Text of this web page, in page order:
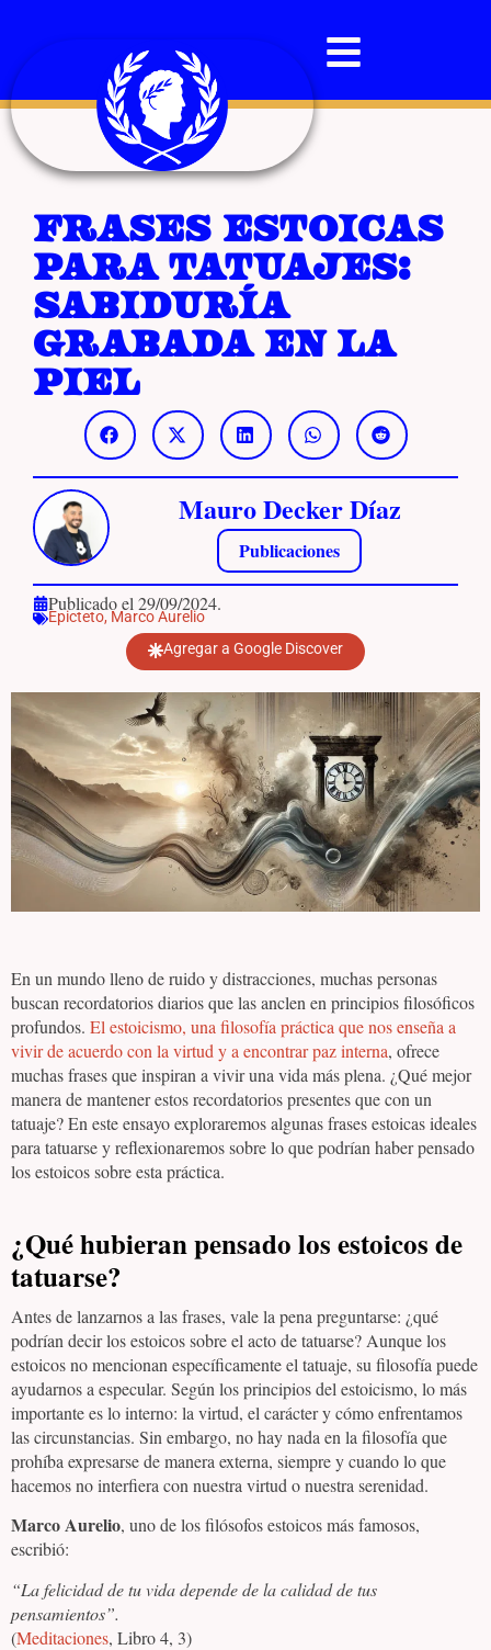
Frases estoicas
para tatuajes:
sabiduría
grabada en la
piel
Mauro Decker Díaz
Publicaciones
Publicado el 29/09/2024.
Epicteto, Marco Aurelio
Agregar a Google Discover
En un mundo lleno de ruido y distracciones, muchas personas
buscan recordatorios diarios que las anclen en principios filosóficos
profundos. El estoicismo, una filosofía práctica que nos enseña a
vivir de acuerdo con la virtud y a encontrar paz interna, ofrece
muchas frases que inspiran a vivir una vida más plena. ¿Qué mejor
manera de mantener estos recordatorios presentes que con un
tatuaje? En este ensayo exploraremos algunas frases estoicas ideales
para tatuarse y reflexionaremos sobre lo que podrían haber pensado
los estoicos sobre esta práctica.
¿Qué hubieran pensado los estoicos de
tatuarse?
Antes de lanzarnos a las frases, vale la pena preguntarse: ¿qué
podrían decir los estoicos sobre el acto de tatuarse? Aunque los
estoicos no mencionan específicamente el tatuaje, su filosofía puede
ayudarnos a especular. Según los principios del estoicismo, lo más
importante es lo interno: la virtud, el carácter y cómo enfrentamos
las circunstancias. Sin embargo, no hay nada en la filosofía que
prohíba expresarse de manera externa, siempre y cuando lo que
hacemos no interfiera con nuestra virtud o nuestra serenidad.
Marco Aurelio, uno de los filósofos estoicos más famosos,
escribió:
“La felicidad de tu vida depende de la calidad de tus
pensamientos”.
(Meditaciones, Libro 4, 3)